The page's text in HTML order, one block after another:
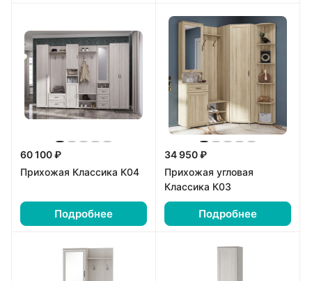
60 100 ₽
Прихожая Классика К04
Подробнее
34 950 ₽
Прихожая угловая
Классика К03
Подробнее